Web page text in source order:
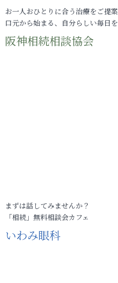
お一人おひとりに合う治療をご提案
口元から始まる、自分らしい毎日を
阪神相続相談協会
まずは話してみませんか？
「相続」無料相談会カフェ
いわみ眼科